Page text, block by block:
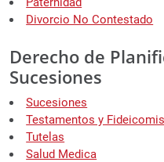
Divorcio No Contestado
Derecho de
Sucesiones
Sucesiones
Testamentos y
Tutelas
Salud Medica